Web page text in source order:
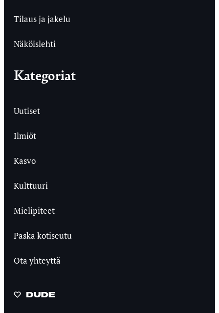
Tilaus ja jakelu
Näköislehti
Kategoriat
Uutiset
Ilmiöt
Kasvo
Kulttuuri
Mielipiteet
Paska kotiseutu
Ota yhteyttä